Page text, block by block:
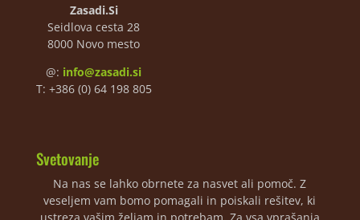
Zasadi.Si
Seidlova cesta 28
8000 Novo mesto
@: info@zasadi.si
T: +386 (0) 64 198 805
Svetovanje
Na nas se lahko obrnete za nasvet ali pomoč. Z
veseljem vam bomo pomagali in poiskali rešitev, ki